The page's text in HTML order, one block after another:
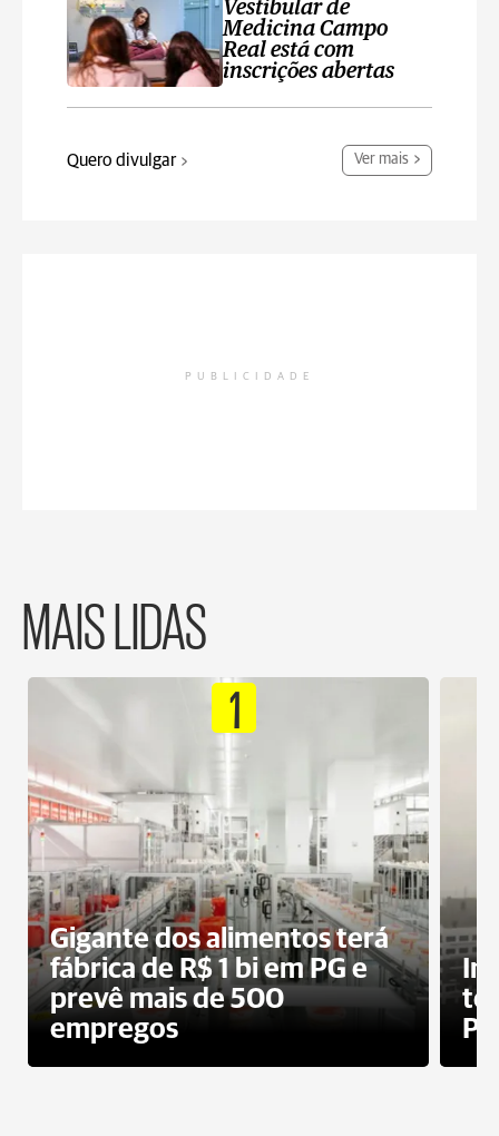
Vestibular de
Medicina Campo
Real está com
inscrições abertas
Quero divulgar Ver mais
PUBLICIDADE
MAIS LIDAS
1
Gigante dos alimentos terá
fábrica de R$ 1 bi em PG e
prevê mais de 500
empregos